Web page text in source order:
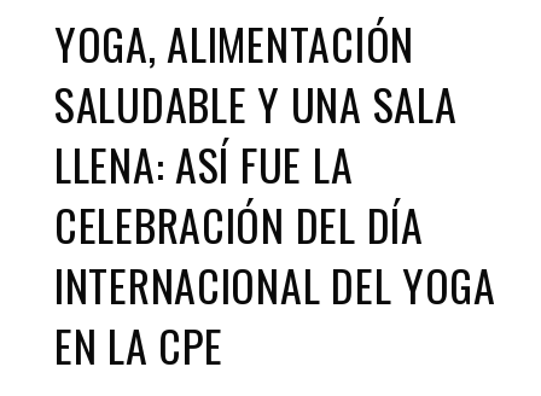
YOGA, ALIMENTACIÓN
SALUDABLE Y UNA SALA
LLENA: ASÍ FUE LA
CELEBRACIÓN DEL DÍA
INTERNACIONAL DEL YOGA
EN LA CPE